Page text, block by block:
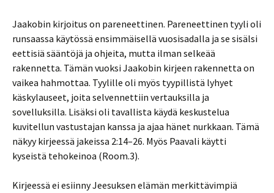
Jaakobin kirjoitus on pareneettinen. Pareneettinen tyyli oli
runsaassa käytössä ensimmäisellä vuosisadalla ja se sisälsi
eettisiä sääntöjä ja ohjeita, mutta ilman selkeää
rakennetta. Tämän vuoksi Jaakobin kirjeen rakennetta on
vaikea hahmottaa. Tyylille oli myös tyypillistä lyhyet
käskylauseet, joita selvennettiin vertauksilla ja
sovelluksilla. Lisäksi oli tavallista käydä keskustelua
kuvitellun vastustajan kanssa ja ajaa hänet nurkkaan. Tämä
näkyy kirjeessä jakeissa 2:14–26. Myös Paavali käytti
kyseistä tehokeinoa (Room.3).
Kirjeessä ei esiinny Jeesuksen elämän merkittävimpiä